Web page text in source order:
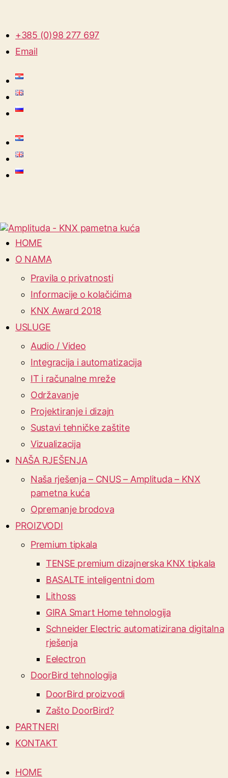
+385 (0)98 277 697
Email
HOME
O NAMA
Pravila o privatnosti
Informacije o kolačićima
KNX Award 2018
USLUGE
Audio / Video
Integracija i automatizacija
IT i računalne mreže
Održavanje
Projektiranje i dizajn
Sustavi tehničke zaštite
Vizualizacija
NAŠA RJEŠENJA
Naša rješenja – CNUS – Amplituda – KNX
pametna kuća
Opremanje brodova
PROIZVODI
Premium tipkala
TENSE premium dizajnerska KNX tipkala
BASALTE inteligentni dom
Lithoss
GIRA Smart Home tehnologija
Schneider Electric automatizirana digitalna
rješenja
Eelectron
DoorBird tehnologija
DoorBird proizvodi
Zašto DoorBird?
PARTNERI
KONTAKT
HOME